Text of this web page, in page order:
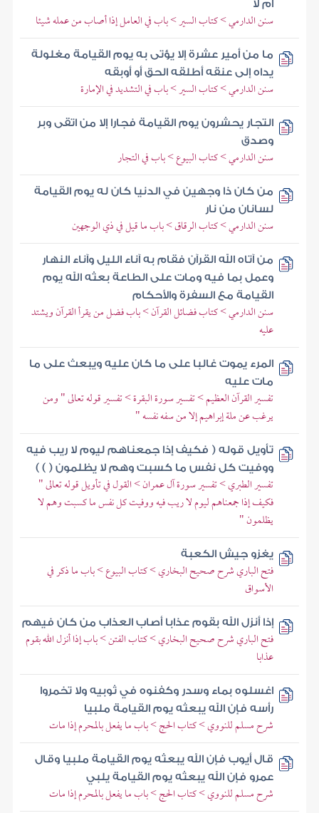
أم لا
سنن الدارمي > كتاب السير > باب في العامل إذا أصاب من عمله شيئا
ما من أمير عشرة إلا يؤتى به يوم القيامة مغلولة
يداه إلى عنقه أطلقه الحق أو أوبقه
سنن الدارمي > كتاب السير > باب في التشديد في الإمارة
التجار يحشرون يوم القيامة فجارا إلا من اتقى وبر
وصدق
سنن الدارمي > كتاب البيوع > باب في التجار
من كان ذا وجهين في الدنيا كان له يوم القيامة
لسانان من نار
سنن الدارمي > كتاب الرقاق > باب ما قيل في ذي الوجهين
من آتاه الله القرآن فقام به آناء الليل وآناء النهار
وعمل بما فيه ومات على الطاعة بعثه الله يوم
القيامة مع السفرة والأحكام
سنن الدارمي > كتاب فضائل القرآن > باب فضل من يقرأ القرآن ويشتد
عليه
المرء يموت غالبا على ما كان عليه ويبعث على ما
مات عليه
تفسير القرآن العظيم > تفسير سورة البقرة > تفسير قوله تعالى " ومن
يرغب عن ملة إبراهيم إلا من سفه نفسه "
تأويل قوله ( فكيف إذا جمعناهم ليوم لا ريب فيه
ووفيت كل نفس ما كسبت وهم لا يظلمون ( ) )
تفسير الطبري > تفسير سورة آل عمران > القول في تأويل قوله تعالى "
فكيف إذا جمعناهم ليوم لا ريب فيه ووفيت كل نفس ما كسبت وهم لا
يظلمون "
يغزو جيش الكعبة
فتح الباري شرح صحيح البخاري > كتاب البيوع > باب ما ذكر في
الأسواق
إذا أنزل الله بقوم عذابا أصاب العذاب من كان فيهم
فتح الباري شرح صحيح البخاري > كتاب الفتن > باب إذا أنزل الله بقوم
عذابا
اغسلوه بماء وسدر وكفنوه في ثوبيه ولا تخمروا
رأسه فإن الله يبعثه يوم القيامة ملبيا
شرح مسلم للنووي > كتاب الحج > باب ما يفعل بالمحرم إذا مات
قال أيوب فإن الله يبعثه يوم القيامة ملبيا وقال
عمرو فإن الله يبعثه يوم القيامة يلبي
شرح مسلم للنووي > كتاب الحج > باب ما يفعل بالمحرم إذا مات